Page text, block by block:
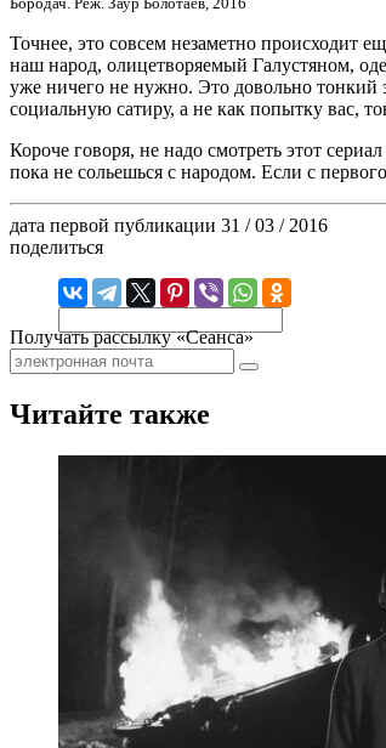
Точнее, это совсем незаметно происходит
наш народ, олицетворяемый Галустяном,
уже ничего не нужно. Это довольно тонкий
социальную сатиру, а не как попытку вас,
Короче говоря, не надо смотреть этот
пока не сольешься с народом. Если с
дата первой публикации 31 / 03 / 2016
поделиться
Получать рассылку «Сеанса»
Читайте также